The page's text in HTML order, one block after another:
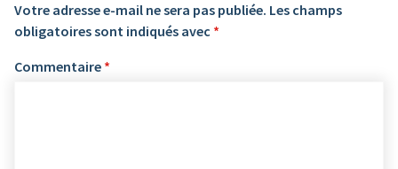
Votre adresse e-mail ne sera pas publiée. Les champs
obligatoires sont indiqués avec *
Commentaire *